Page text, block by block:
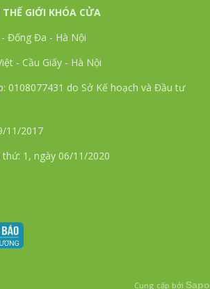
GIỚI KHÓA CỬA
Đống Đa - Hà Nội
- Cầu Giấy - Hà Nội
0108077431 do Sở Kế hoạch và Đầu tư
11/2017
1, ngày 06/11/2020
Cung cấp bởi Sapo